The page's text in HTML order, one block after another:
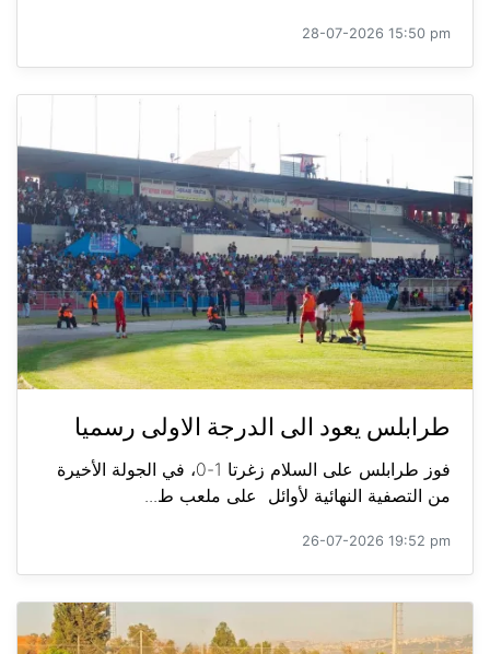
28-07-2026 15:50 pm
طرابلس يعود الى الدرجة الاولى رسميا
فوز طرابلس على السلام زغرتا 1-0، في الجولة الأخيرة
من التصفية النهائية لأوائل على ملعب ط...
26-07-2026 19:52 pm